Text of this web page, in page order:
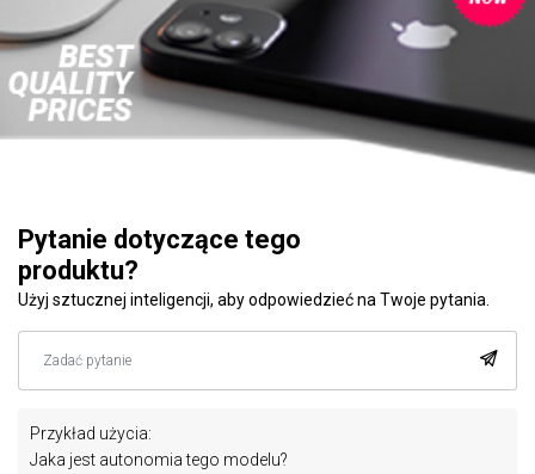
Pytanie dotyczące tego
produktu?
Użyj sztucznej inteligencji, aby odpowiedzieć na Twoje pytania.
Przykład użycia:
Jaka jest autonomia tego modelu?